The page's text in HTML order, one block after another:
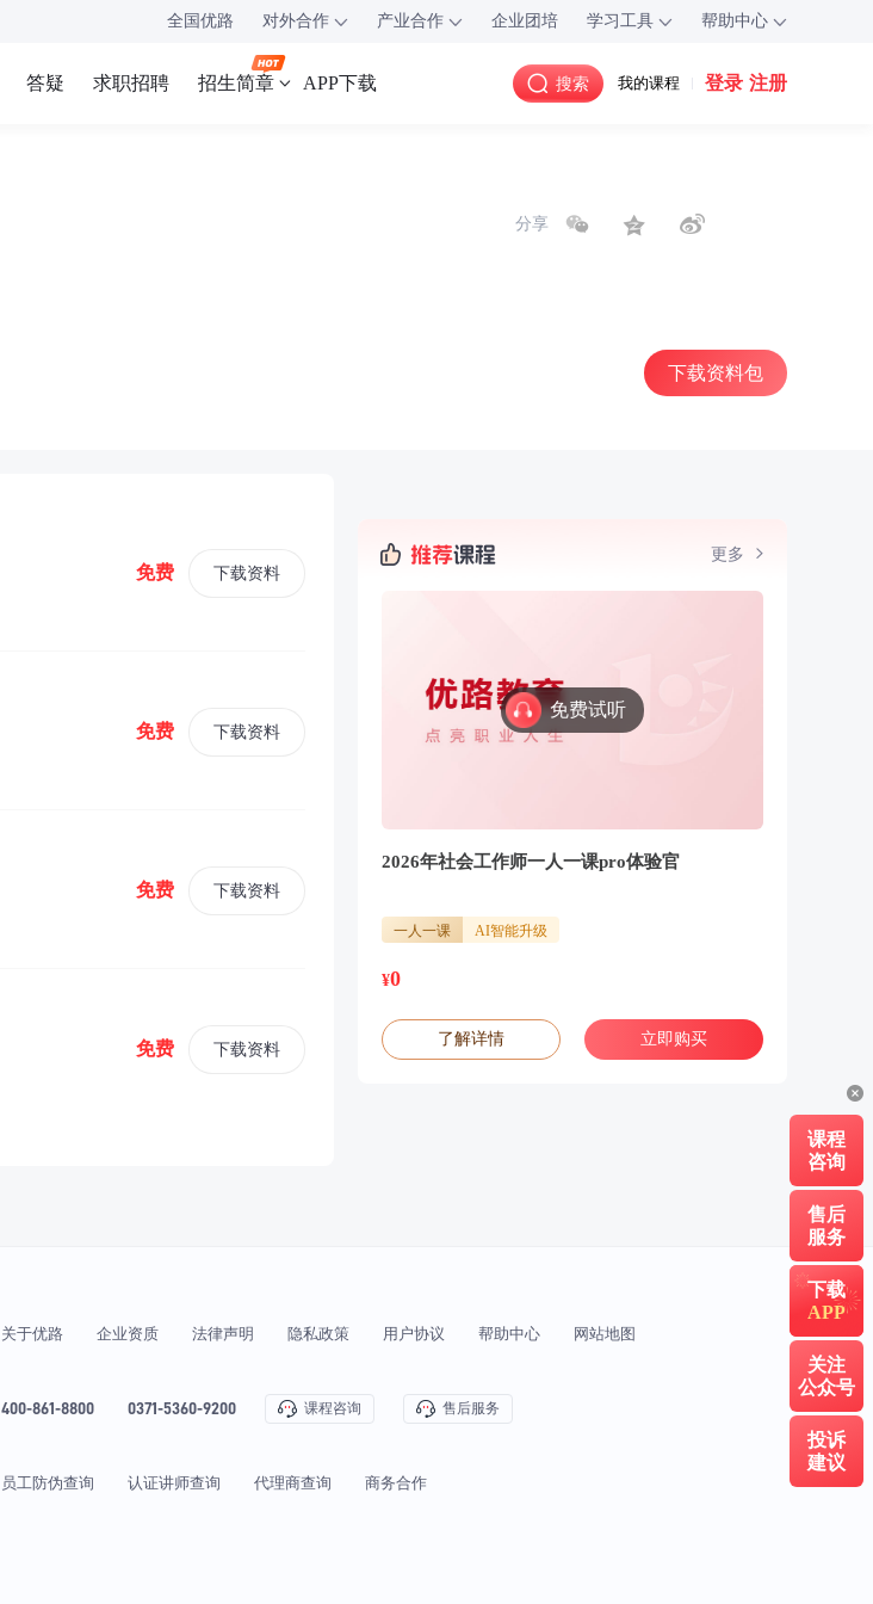
全国优路 对外合作 产业合作 企业团培 学习工具 帮助中心
答疑 求职招聘 招生简章 APP下载 搜索 我的课程 登录 注册
分享
下载资料包
免费 下载资料
免费 下载资料
免费 下载资料
免费 下载资料
更多
免费试听
2026年社会工作师一人一课pro体验官
一人一课 AI智能升级
¥0
了解详情 立即购买
关于优路 企业资质 法律声明 隐私政策 用户协议 帮助中心 网站地图
400-861-8800 0371-5360-9200 课程咨询 售后服务
员工防伪查询 认证讲师查询 代理商查询 商务合作
课程
咨询
售后
服务
下载
APP
关注
公众号
投诉
建议